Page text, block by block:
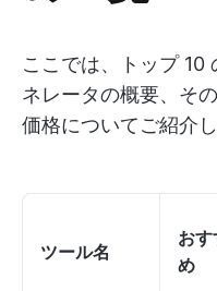
ここでは、トップ 10
ネレータの概要、そ
価格についてご紹介し
ツール名
おす
め